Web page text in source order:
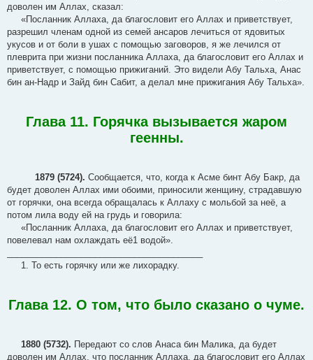
доволен им Аллах, сказал:
«Посланник Аллаха, да благословит его Аллах и приветствует,
разрешил членам одной из семей ансаров лечиться от ядовитых
укусов и от боли в ушах с помощью заговоров, я же лечился от
плеврита при жизни посланника Аллаха, да благословит его Аллах и
приветствует, с помощью прижиганий. Это видели Абу Тальха, Анас
бин ан-Надр и Зайд бин Сабит, а делал мне прижигания Абу Тальха».
Глава 11. Горячка вызывается жаром
геенны.
1879 (5724). Сообщается, что, когда к Асме бинт Абу Бакр, да
будет доволен Аллах ими обоими, приносили женщину, страдавшую
от горячки, она всегда обращалась к Аллаху с мольбой за неё, а
потом лила воду ей на грудь и говорила:
«Посланник Аллаха, да благословит его Аллах и приветствует,
повелевал нам охлаждать её1 водой».
1. То есть горячку или же лихорадку.
Глава 12. О том, что было сказано о чуме.
1880 (5732). Передают со слов Анаса бин Малика, да будет
доволен им Аллах, что посланник Аллаха, да благословит его Аллах